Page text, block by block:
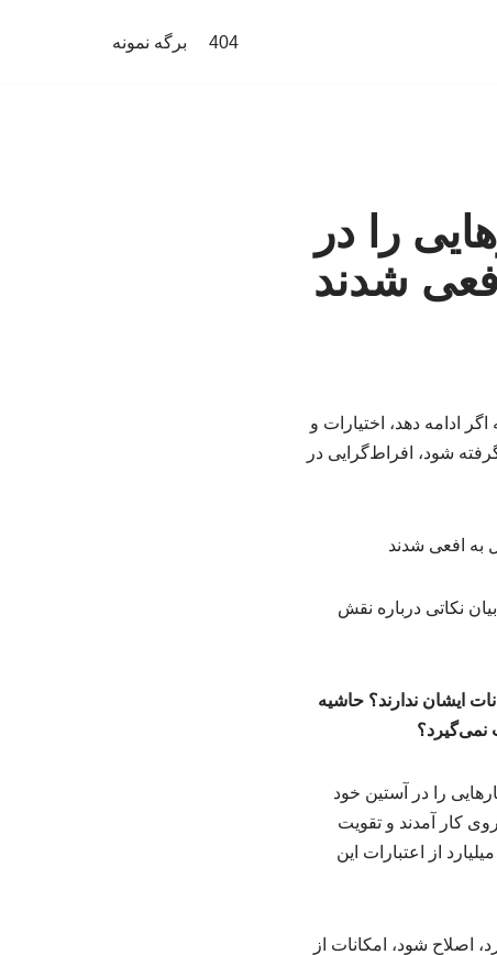
404 برگه نمونه
را در
شدند
ادامه دهد، اختیارات و
شود، افراط‌گرایی در
نکاتی درباره نقش
ایشان ندارند؟ حاشیه
نمی‌گیرد؟
را در آستین خود
کار آمدند و تقویت
از اعتبارات این
اصلاح شود، امکانات از